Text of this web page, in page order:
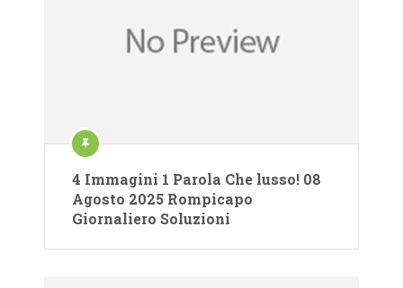
4 Immagini 1 Parola Che lusso! 08
Agosto 2025 Rompicapo
Giornaliero Soluzioni